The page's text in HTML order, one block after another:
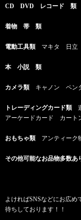
CD DVD レコード 類
着物 帯 類
電動工具類 マキタ 日立
本 小説 類
カメラ類 キャノン ペン
トレーディングカード類
アーケードカード カー
おもちゃ類 アンティー
その他可能なお品物多数あ
よければSNSなどにお広
待ちしております！！